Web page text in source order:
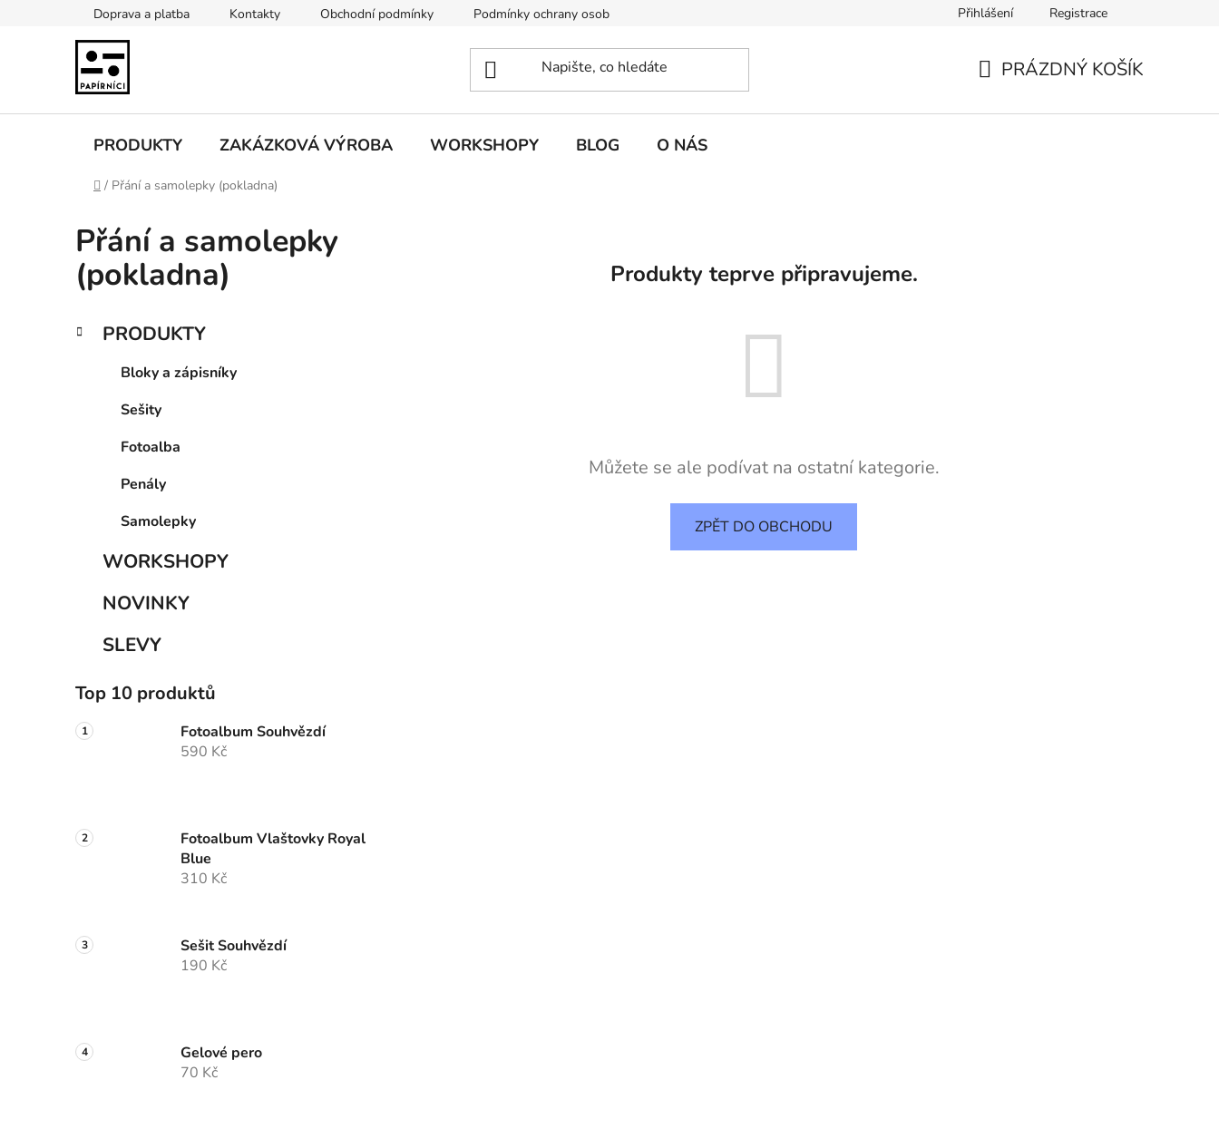
Doprava a platba Kontakty Obchodní podmínky Podmínky ochrany osobních údajů Přihlášení Registrace
PRÁZDNÝ KOŠÍK
PRODUKTY ZAKÁZKOVÁ VÝROBA WORKSHOPY BLOG O NÁS
Domů
/ Přání a samolepky (pokladna)
Přání a samolepky
(pokladna)
PPřeskočit
kategorie
K
a
PRODUKTY
Bloky a zápisníky
Sešity
Fotoalba
Penály
Samolepky
WORKSHOPY
NOVINKY
SLEVY
Top 10 produktů
Fotoalbum Souhvězdí
590 Kč
Fotoalbum Vlaštovky Royal
Blue
310 Kč
Sešit Souhvězdí
190 Kč
Gelové pero
70 Kč
Produkty teprve připravujeme.
Můžete se ale podívat na ostatní kategorie.
ZPĚT DO OBCHODU